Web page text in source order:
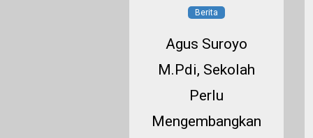
Berita
Agus Suroyo
M.Pdi, Sekolah
Perlu
Mengembangkan